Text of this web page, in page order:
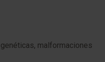
malformaciones